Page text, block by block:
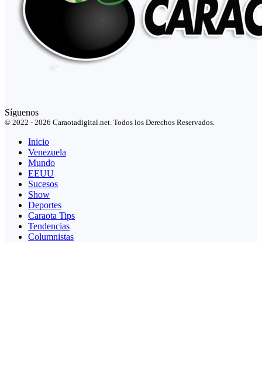
Síguenos
© 2022 - 2026 Caraotadigital.net. Todos los Derechos Reservados.
Inicio
Venezuela
Mundo
EEUU
Sucesos
Show
Deportes
Caraota Tips
Tendencias
Columnistas